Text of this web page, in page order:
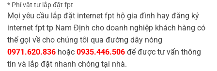
* Phí vật tư lắp đặt fpt
Mọi yêu cầu lắp đặt internet fpt hộ gia đình hay đăng ký
internet fpt tp Nam Định cho doanh nghiệp khách hàng có
thể gọi về cho chúng tôi qua đường dây nóng
0971.620.836 hoặc 0935.446.506 để được tư vấn thông
tin và lắp đặt nhanh chóng tại nhà.